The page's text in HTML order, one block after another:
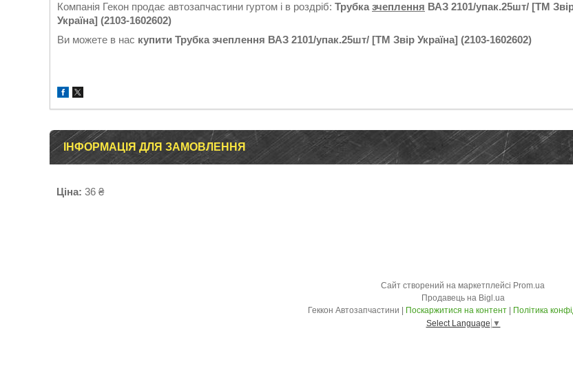
Компанія Гекон продає автозапчастини гуртом і в роздріб: Трубка зчеплення ВАЗ 2101/упак.25шт/ [ТМ
Україна] (2103-1602602)
Ви можете в нас купити Трубка зчеплення ВАЗ 2101/упак.25шт/ [ТМ Звір Україна] (2103-1602602)
ІНФОРМАЦІЯ ДЛЯ ЗАМОВЛЕННЯ
Ціна: 36 ₴
Сайт створений на маркетплейсі Prom.ua
Продавець на Bigl.ua
Поскаржитися на контент
Політика
Select Language ▼